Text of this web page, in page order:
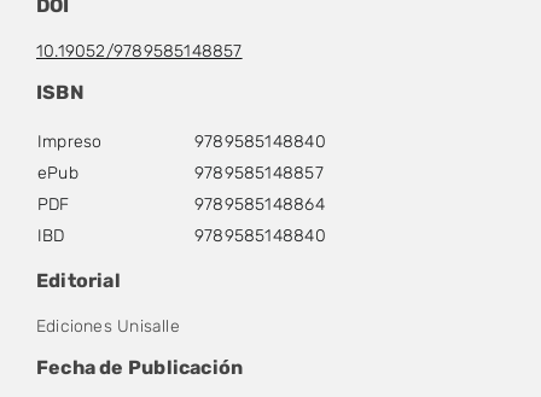
DOI
10.19052/9789585148857
ISBN
Impreso
9789585148840
ePub
9789585148857
PDF
9789585148864
IBD
9789585148840
Editorial
Ediciones Unisalle
Fecha de Publicación